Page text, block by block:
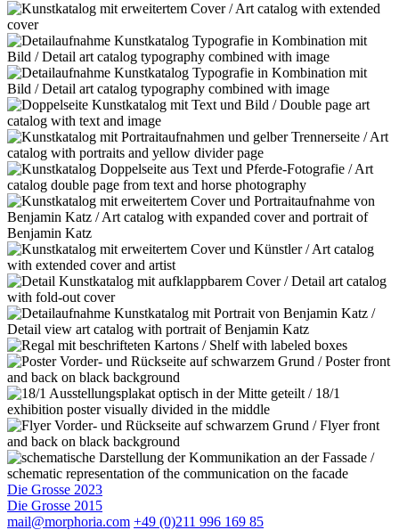
Die Grosse 2023
Die Grosse 2015
mail@morphoria.com +49 (0)211 996 169 85